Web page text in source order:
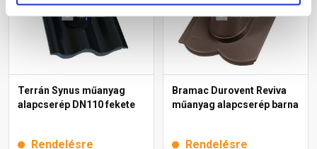
Terrán Synus műanyag
alapcserép DN110 fekete
Rendelésre
Bramac Durovent Reviva
műanyag alapcserép barna
Rendelésre